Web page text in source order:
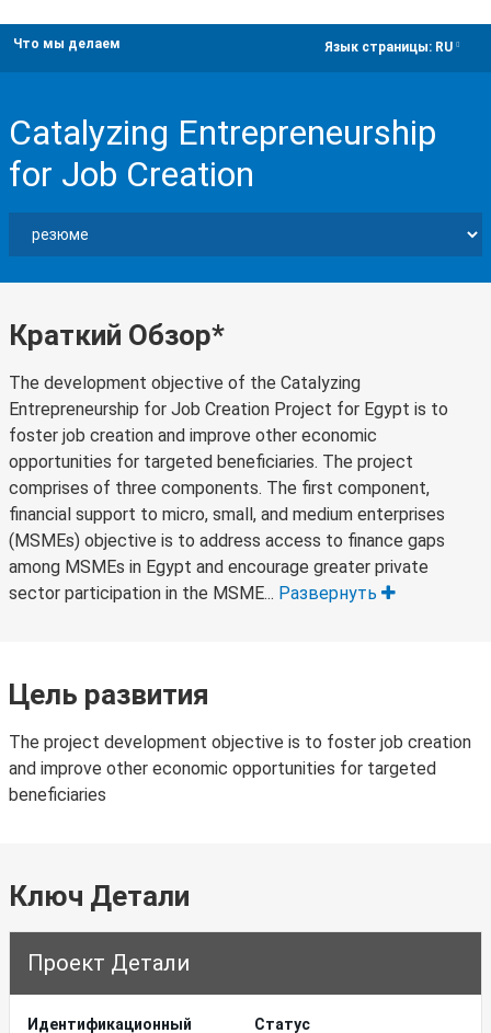
Что мы делаем Язык страницы: RU
Catalyzing Entrepreneurship
for Job Creation
Краткий Обзор*
The development objective of the Catalyzing
Entrepreneurship for Job Creation Project for Egypt is to
foster job creation and improve other economic
opportunities for targeted beneficiaries. The project
comprises of three components. The first component,
financial support to micro, small, and medium enterprises
(MSMEs) objective is to address access to finance gaps
among MSMEs in Egypt and encourage greater private
sector participation in the MSME... Развернуть
Цель развития
The project development objective is to foster job creation
and improve other economic opportunities for targeted
beneficiaries
Ключ Детали
Проект Детали
Идентификационный
Статус